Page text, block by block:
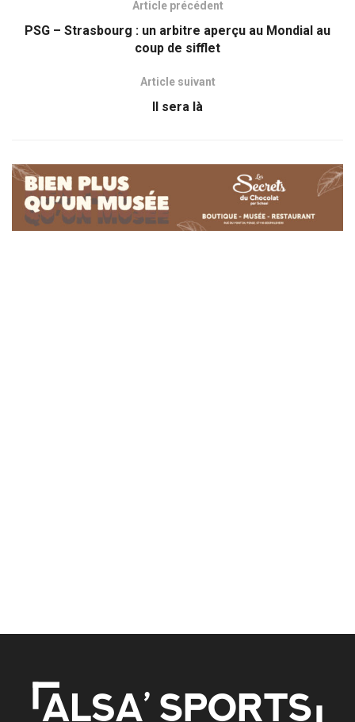
Article précédent
PSG – Strasbourg : un arbitre aperçu au Mondial au
coup de sifflet
Article suivant
Il sera là